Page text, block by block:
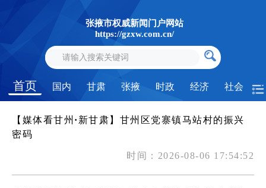
张掖市权威新闻门户网站
https://gzxw.com.cn/
首页 国内 甘肃 张掖 时政 经济 社会
【媒体看甘州·新甘肃】甘州区党寨镇马站村的振兴
密码
时间：2026-08-06 17:54:52